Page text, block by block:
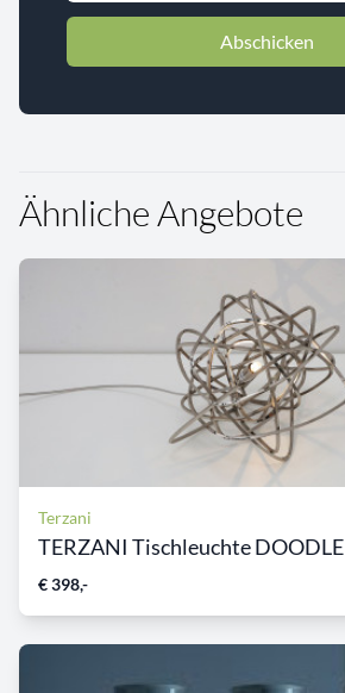
Abschicken
Ähnliche Angebote
Terzani
TERZANI Tischleuchte DOODLE
€ 398,-